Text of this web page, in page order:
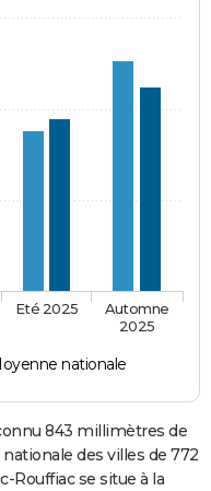
nationale
Eté 2025
Automne
2025
843 millimètres de
des villes de 772
Rouffiac se situe à la